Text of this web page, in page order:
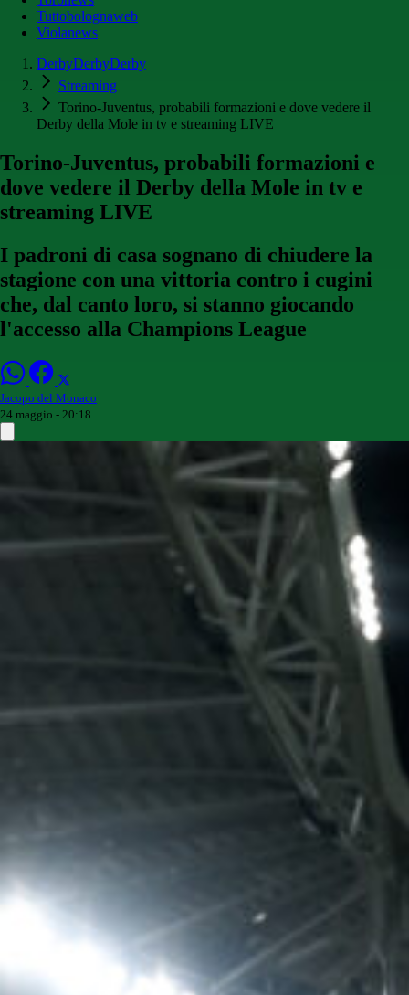
Tuttobolognaweb
Violanews
DerbyDerbyDerby
Streaming
Torino-Juventus, probabili formazioni e dove vedere il
Derby della Mole in tv e streaming LIVE
Torino-Juventus, probabili formazioni e
dove vedere il Derby della Mole in tv e
streaming LIVE
I padroni di casa sognano di chiudere la
stagione con una vittoria contro i cugini
che, dal canto loro, si stanno giocando
l'accesso alla Champions League
Jacopo del Monaco
24 maggio - 20:18